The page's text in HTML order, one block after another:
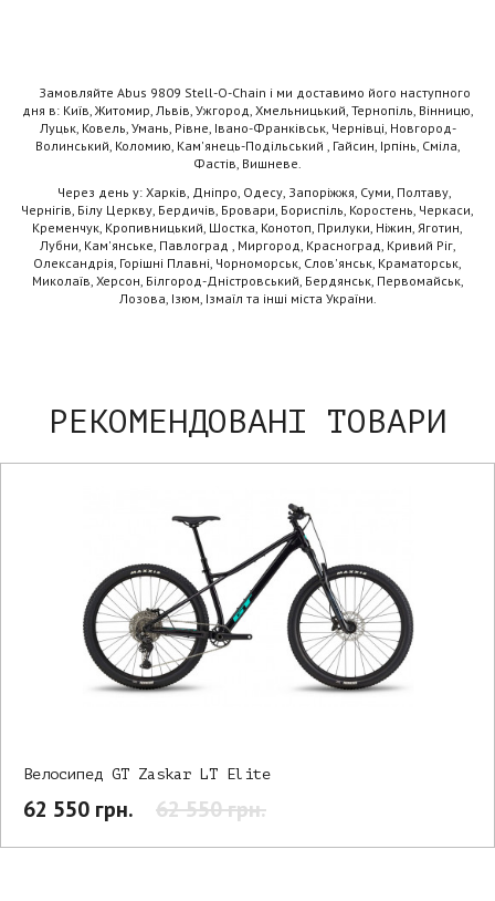
Замовляйте Abus 9809 Stell-O-Chain і ми доставимо його наступного
дня в: Київ, Житомир, Львів, Ужгород, Хмельницький, Тернопіль, Вінницю,
Луцьк, Ковель, Умань, Рівне, Івано-Франківськ, Чернівці, Новгород-
Волинський, Коломию, Кам'янець-Подільський , Гайсин, Ірпінь, Сміла,
Фастів, Вишневе.
Через день у: Харків, Дніпро, Одесу, Запоріжжя, Суми, Полтаву,
Чернігів, Білу Церкву, Бердичів, Бровари, Бориспіль, Коростень, Черкаси,
Кременчук, Кропивницький, Шостка, Конотоп, Прилуки, Ніжин, Яготин,
Лубни, Кам'янське, Павлоград , Миргород, Красноград, Кривий Ріг,
Олександрія, Горішні Плавні, Чорноморськ, Слов'янськ, Краматорськ,
Миколаїв, Херсон, Білгород-Дністровський, Бердянськ, Первомайськ,
Лозова, Ізюм, Ізмаїл та інші міста України.
РЕКОМЕНДОВАНІ ТОВАРИ
Велосипед GT Zaskar LT Elite
62 550 грн. 62 550 грн.